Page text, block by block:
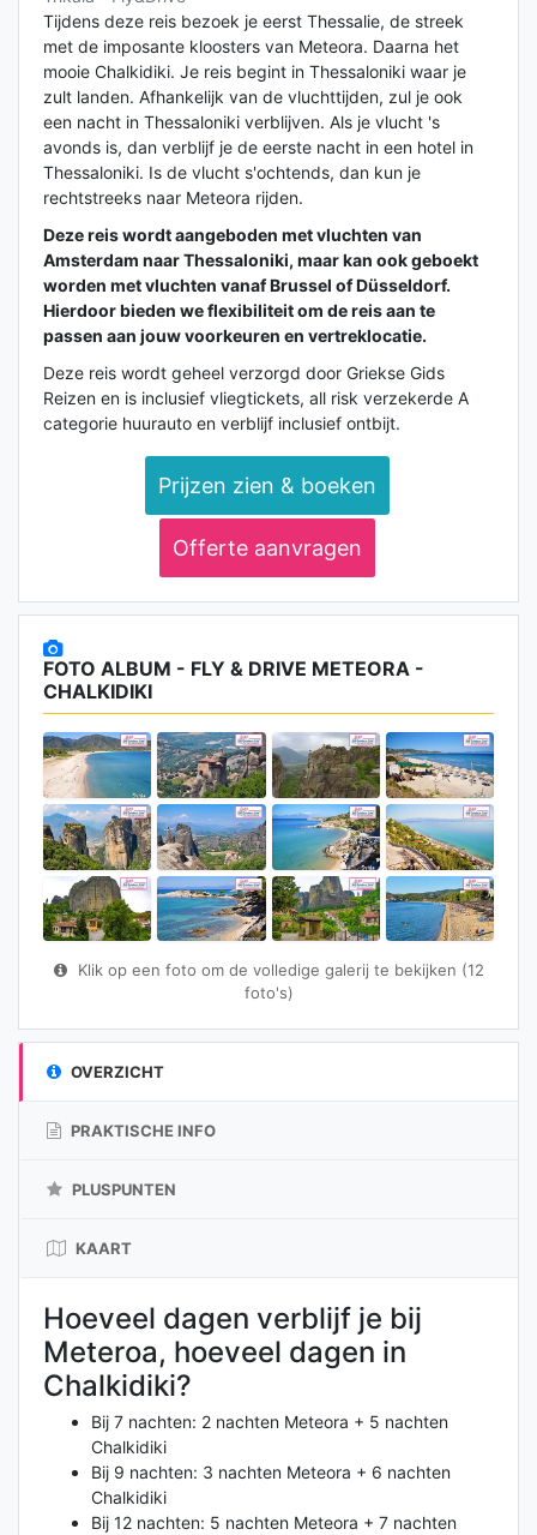
Tijdens deze reis bezoek je eerst Thessalie, de streek
met de imposante kloosters van Meteora. Daarna het
mooie Chalkidiki. Je reis begint in Thessaloniki waar je
zult landen. Afhankelijk van de vluchttijden, zul je ook
een nacht in Thessaloniki verblijven. Als je vlucht 's
avonds is, dan verblijf je de eerste nacht in een hotel in
Thessaloniki. Is de vlucht s'ochtends, dan kun je
rechtstreeks naar Meteora rijden.
Deze reis wordt aangeboden met vluchten van
Amsterdam naar Thessaloniki, maar kan ook geboekt
worden met vluchten vanafBrussel of Düsseldorf.
Hierdoor bieden we flexibiliteit om de reis aan te
passen aan jouw voorkeuren en vertreklocatie.
Deze reis wordt geheel verzorgd door Griekse Gids
Reizen en is inclusief vliegtickets, all risk verzekerde A
categorie huurauto en verblijf inclusief ontbijt.
Prijzen zien & boeken
Offerte aanvragen
FOTO ALBUM - FLY & DRIVE METEORA -
CHALKIDIKI
Klik op een foto om de volledige galerij te bekijken (12
foto's)
OVERZICHT
PRAKTISCHE INFO
PLUSPUNTEN
KAART
Hoeveel dagen verblijf je bij
Meteroa, hoeveel dagen in
Chalkidiki?
Bij 7 nachten: 2 nachten Meteora + 5 nachten
Chalkidiki
Bij 9 nachten: 3 nachten Meteora + 6 nachten
Chalkidiki
Bij 12 nachten: 5 nachten Meteora + 7 nachten